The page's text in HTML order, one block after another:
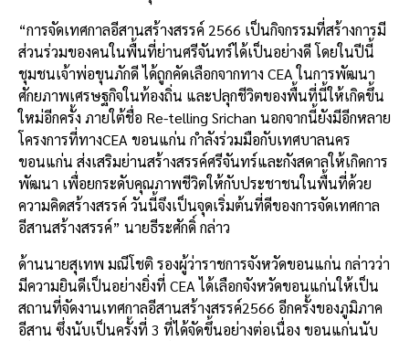
“การจัดเทศกาลอีสานสร้างสรรค์ 2566 เป็นกิจกรรมที่สร้างการมี
ส่วนร่วมของคนในพื้นที่ย่านศรีจันทร์ได้เป็นอย่างดีโดยในปีนี้
ชุมชนเจ้าพ่อขุนภักดีได้ถูกคัดเลือกจากทาง CEAในการพัฒนา
ศักยภาพเศรษฐกิจในท้องถิ่น และปลุกชีวิตของพื้นที่นี้ให้เกิดขึ้น
ใหม่อีกครั้ง ภายใต้ชื่อ Re-telling Srichan นอกจากนี้ยังมีอีกหลาย
โครงการที่ทางCEAขอนแก่น กำลังร่วมมือกับเทศบาลนคร
ขอนแก่น ส่งเสริมย่านสร้างสรรค์ศรีจันทร์และกังสดาลให้เกิดการ
พัฒนา เพื่อยกระดับคุณภาพชีวิตให้กับประชาชนในพื้นที่ด้วย
ความคิดสร้างสรรค์ วันนี้จึงเป็นจุดเริ่มต้นที่ดีของการจัดเทศกาล
อีสานสร้างสรรค์” นายธีระศักดิ์กล่าว
ด้านนายสุเทพ มณีโชติรองผู้ว่าราชการจังหวัดขอนแก่น กล่าวว่า
มีความยินดีเป็นอย่างยิ่งที่ CEAได้เลือกจังหวัดขอนแก่นให้เป็น
สถานที่จัดงานเทศกาลอีสานสร้างสรรค์2566 อีกครั้งของภูมิภาค
อีสาน ซึ่งนับเป็นครั้งที่ 3 ที่ได้จัดขึ้นอย่างต่อเนื่อง ขอนแก่นนับ